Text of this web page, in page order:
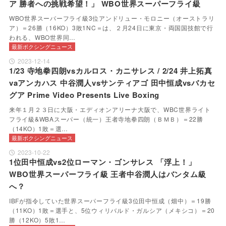
ア 勝者への挑戦希望！」 WBO世界スーパーフライ級
WBO世界スーパーフライ級3位アンドリュー・モロニー（オーストラリ
ア）＝26勝（16KO）3敗1NC＝は、２月24日に東京・両国国技館で行
われる、WBO世界同…
最新ボクシングニュース
2023-12-14
1/23 寺地拳四朗vsカルロス・カニサレス / 2/24 井上拓真
vaアンカハス 中谷潤人vsサンティアゴ 田中恒成vsバカセ
グア Prime Video Presents Live Boxing
来年１月２３日に大阪・エディオンアリーナ大阪で、WBC世界ライト
フライ級&WBAスーパー（統一）王者寺地拳四朗（ＢＭＢ）＝22勝
（14KO）1敗＝選…
最新ボクシングニュース
2023-10-22
1位田中恒成vs2位ローマン・ゴンサレス 「浮上！」
WBO世界スーパーフライ級 王者中谷潤人はバンタム級
へ？
IBFが指令していた世界スーパーフライ級3位田中恒成（畑中）＝19勝
（11KO）1敗＝選手と、5位ウィリバルド・ガルシア（メキシコ）＝20
勝（12KO）5敗1…